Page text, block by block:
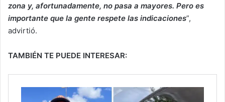
zona y, afortunadamente, no pasa a mayores. Pero es
importante que la gente respete las indicaciones”,
advirtió.
TAMBIÉN TE PUEDE INTERESAR: